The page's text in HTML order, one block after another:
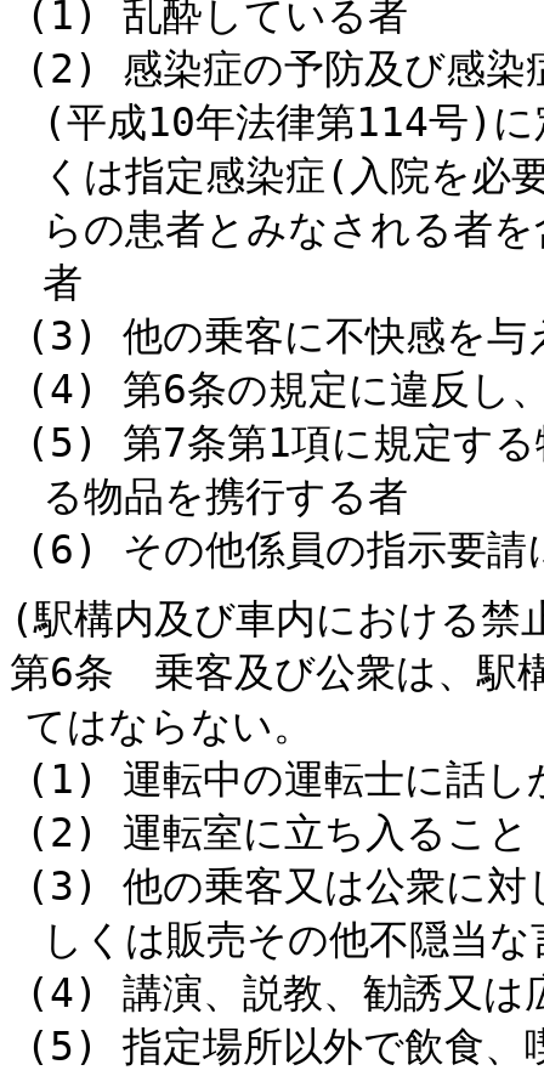
(1) 乱酔している者
(2) 感染症の予防及び感染
(平成10年法律第114号)に
くは指定感染症(入院を必
らの患者とみなされる者
者
(3) 他の乗客に不快感を与
(4) 第6条の規定に違反し
(5) 第7条第1項に規定する
る物品を携行する者
(6) その他係員の指示要請
(駅構内及び車内における禁
第6条 乗客及び公衆は、駅
てはならない。
(1) 運転中の運転士に話し
(2) 運転室に立ち入ること
(3) 他の乗客又は公衆に対
しくは販売その他不隠当
(4) 講演、説教、勧誘又は
(5) 指定場所以外で飲食、